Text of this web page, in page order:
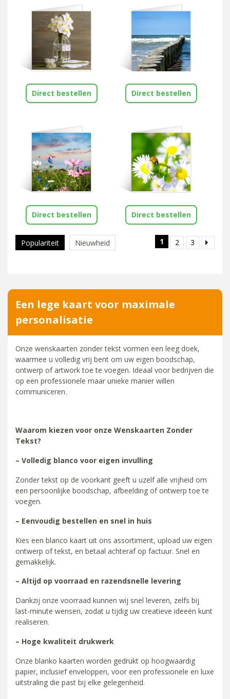
Direct bestellen
Direct bestellen
Direct bestellen
Direct bestellen
Populariteit Nieuwheid 1 2 3
Een lege kaart voor maximale
personalisatie
Onze wenskaarten zonder tekst vormen een leeg doek,
waarmee u volledig vrij bent om uw eigen boodschap,
ontwerp of artwork toe te voegen. Ideaal voor bedrijven die
op een professionele maar unieke manier willen
communiceren.
Waarom kiezen voor onze Wenskaarten Zonder
Tekst?
– Volledig blanco voor eigen invulling
Zonder tekst op de voorkant geeft u uzelf alle vrijheid om
een persoonlijke boodschap, afbeelding of ontwerp toe te
voegen.
– Eenvoudig bestellen en snel in huis
Kies een blanco kaart uit ons assortiment, upload uw eigen
ontwerp of tekst, en betaal achteraf op factuur. Snel en
gemakkelijk.
– Altijd op voorraad en razendsnelle levering
Dankzij onze voorraad kunnen wij snel leveren, zelfs bij
last-minute wensen, zodat u tijdig uw creatieve ideeën kunt
realiseren.
– Hoge kwaliteit drukwerk
Onze blanko kaarten worden gedrukt op hoogwaardig
papier, inclusief enveloppen, voor een professionele en luxe
uitstraling die past bij elke gelegenheid.